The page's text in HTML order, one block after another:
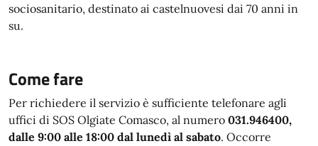
sociosanitario, destinato ai castelnuovesi dai 70 anni in
su.
Come fare
Per richiedere il servizio è sufficiente telefonare agli
uffici di SOS Olgiate Comasco, al numero 031.946400,
dalle 9:00 alle 18:00 dal lunedì al sabato. Occorre